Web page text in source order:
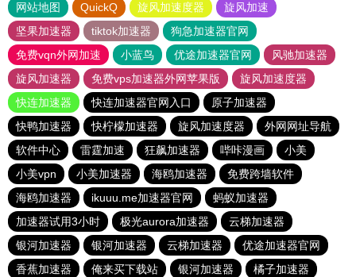
网站地图 QuickQ 旋风加速度器
旋风加速
坚果加速器
tiktok加速器
狗急加速器官网
免费vqn外网加速
小蓝鸟 优途加速器官网
风驰加速器
旋风加速器
免费vps加速器外网苹果版
旋风加速度器
快连加速器
快连加速器官网入口
原子加速器
快鸭加速器
快柠檬加速器 旋风加速度器
外网网址导航
软件中心
雷霆加速 狂飙加速器 哔咔漫画
小美
小美vpn
小美加速器 海鸥加速器
免费跨墙软件
海鸥加速器
ikuuu.me加速器官网
蚂蚁加速器
加速器试用3小时
极光aurora加速器
云梯加速器
银河加速器
银河加速器 云梯加速器
优途加速器官网
香蕉加速器
俺来买下载站 银河加速器
橘子加速器